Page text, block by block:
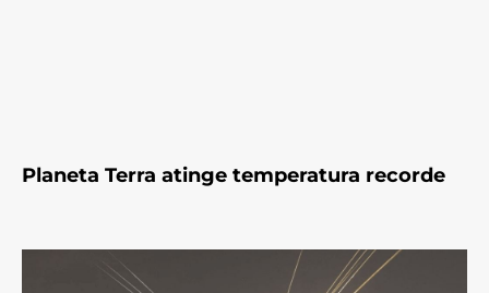
Planeta Terra atinge temperatura recorde